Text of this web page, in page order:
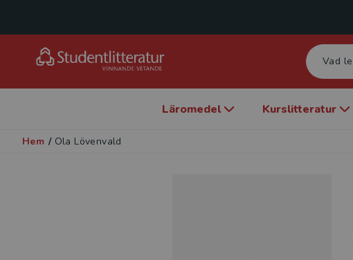
Läromedel Kurslitteratur
Hem / Ola Lövenvald